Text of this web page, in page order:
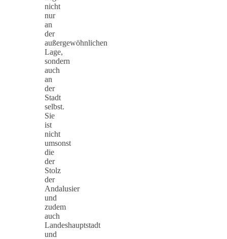
nicht
nur
an
der
außergewöhnlichen
Lage,
sondern
auch
an
der
Stadt
selbst.
Sie
ist
nicht
umsonst
die
der
Stolz
der
Andalusier
und
zudem
auch
Landeshauptstadt
und